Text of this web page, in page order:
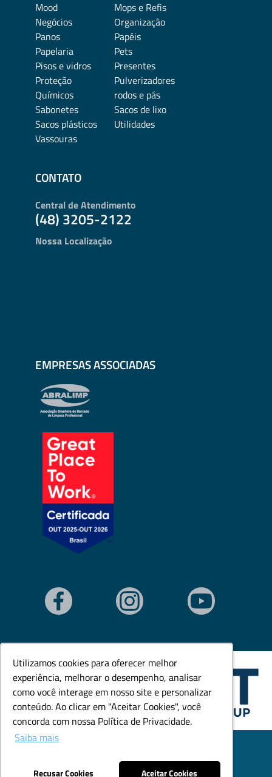
Utilizamos cookies para oferecer melhor
experiência, melhorar o desempenho, analisar
como você interage em nosso site e personalizar
conteúdo. Ao clicar em "Aceitar Cookies", você
concorda com nossa Política de Privacidade.
Saiba mais
Recusar Cookies Aceitar Cookies
Utilizamos cookies para oferecer melhor
experiência, melhorar o desempenho, analisar
como você interage em nosso site e personalizar
conteúdo. Ao clicar em "Aceitar Cookies", você
concorda com nossa Política de Privacidade.
Saiba mais
Recusar Cookies Aceitar Cookies
Mood
Mops e Refis
Negócios
Organização
Panos
Papéis
Papelaria
Pets
Pisos e vidros
Presentes
Proteção
Pulverizadores
Químicos
rodos e pás
Sabonetes
Sacos de lixo
Sacos plásticos
Utilidades
Vassouras
CONTATO
Central de Atendimento
(48) 3205-2122
Nossa Localização
EMPRESAS ASSOCIADAS
© Todos os direitos reservados. Goedert Ltda - CNPJ:
Desenvolvido por: Área Local